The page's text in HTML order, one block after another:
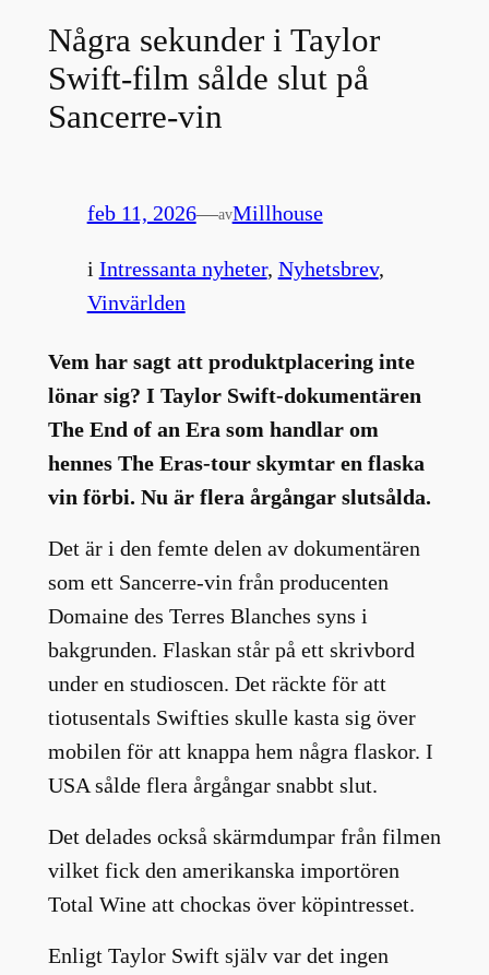
Några sekunder i Taylor
Swift-film sålde slut på
Sancerre-vin
feb 11, 2026—avMillhouse
i Intressanta nyheter, Nyhetsbrev
Vinvärlden
Vem har sagt att produktplacering inte
lönar sig? I Taylor Swift-dokumentären
The End of an Era som handlar om
hennes The Eras-tour skymtar en flaska
vin förbi. Nu är flera årgångar slutsålda.
Det är i den femte delen av dokumentären
som ett Sancerre-vin från producenten
Domaine des Terres Blanches syns i
bakgrunden. Flaskan står på ett skrivbord
under en studioscen. Det räckte för att
tiotusentals Swifties skulle kasta sig över
mobilen för att knappa hem några flaskor. I
USA sålde flera årgångar snabbt slut.
Det delades också skärmdumpar från filmen
vilket fick den amerikanska importören
Total Wine att chockas över köpintresset.
Enligt Taylor Swift själv var det ingen